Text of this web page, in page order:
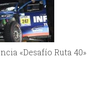
«Desafío Ruta 40»